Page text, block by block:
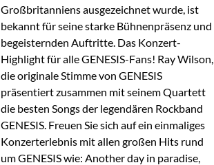
Großbritanniens ausgezeichnet wurde, ist
bekannt für seine starke Bühnenpräsenz und
begeisternden Auftritte. Das Konzert-
Highlight für alle GENESIS-Fans! Ray Wilson,
die originale Stimme von GENESIS
präsentiert zusammen mit seinem Quartett
die besten Songs der legendären Rockband
GENESIS. Freuen Sie sich auf ein einmaliges
Konzerterlebnis mit allen großen Hits rund
um GENESIS wie: Another day in paradise,